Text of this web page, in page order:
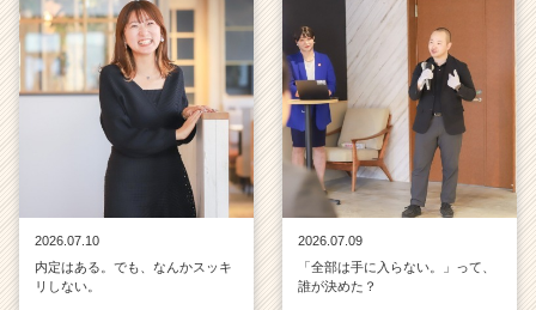
2026.07.10
内定はある。でも、なんかスッキ
リしない。
2026.07.09
「全部は手に入らない。」って、
誰が決めた？